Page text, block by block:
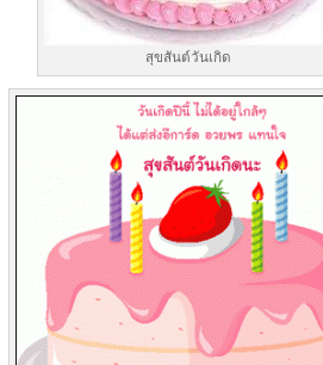
สุขสันต์วันเกิด